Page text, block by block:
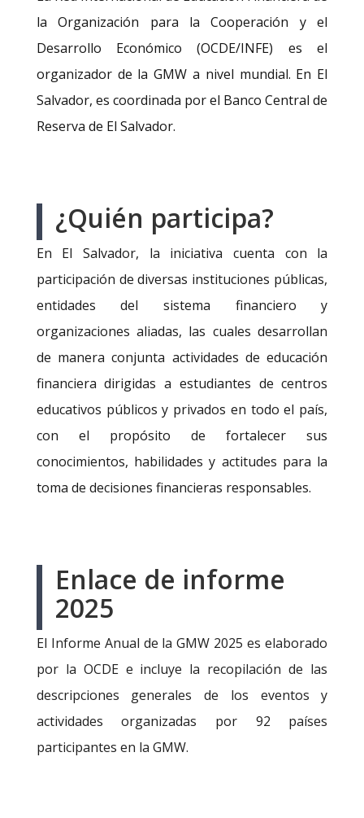
la Organización para la Cooperación y el
Desarrollo Económico (OCDE/INFE) es el
organizador de la GMW a nivel mundial. En El
Salvador, es coordinada por el Banco Central de
Reserva de El Salvador.
¿Quién participa?
En El Salvador, la iniciativa cuenta con la
participación de diversas instituciones públicas,
entidades del sistema financiero y
organizaciones aliadas, las cuales desarrollan
de manera conjunta actividades de educación
financiera dirigidas a estudiantes de centros
educativos públicos y privados en todo el país,
con el propósito de fortalecer sus
conocimientos, habilidades y actitudes para la
toma de decisiones financieras responsables.
Enlace de informe
2025
El Informe Anual de la GMW 2025 es elaborado
por la OCDE e incluye la recopilación de las
descripciones generales de los eventos y
actividades organizadas por 92 países
participantes en la GMW.